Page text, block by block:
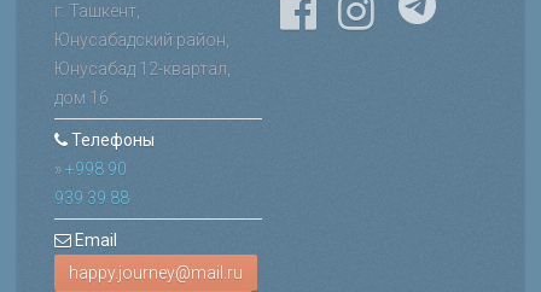
г. Ташкент,
Юнусабадский район,
Юнусабад 12-квартал,
дом 16
Телефоны
»+998 90
939 39 88
Email